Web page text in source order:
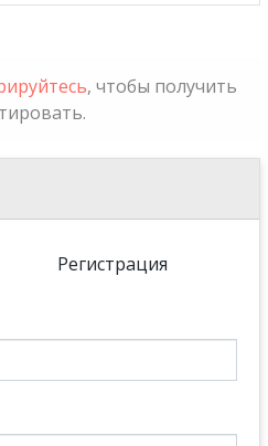
, чтобы получить
Регистрация